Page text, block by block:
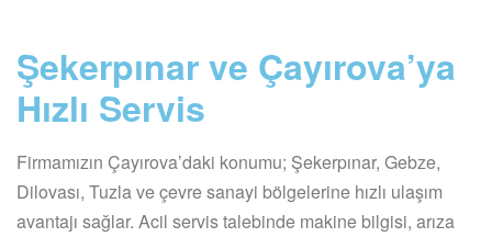
Şekerpınar ve Çayırova’ya
Hızlı Servis
Firmamızın Çayırova’daki konumu; Şekerpınar, Gebze,
Dilovası, Tuzla ve çevre sanayi bölgelerine hızlı ulaşım
avantajı sağlar. Acil servis talebinde makine bilgisi, arıza